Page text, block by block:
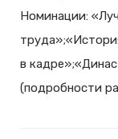
Номинации:
в
(подробности